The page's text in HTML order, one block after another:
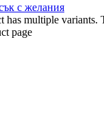
с желания
has multiple variants.
page